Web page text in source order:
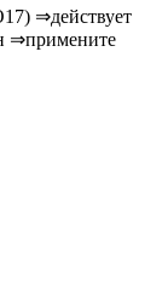
⇒действует
⇒примените